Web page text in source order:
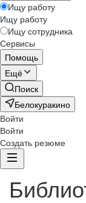
Ищу работу
Ищу работу
Ищу сотрудника
Сервисы
Помощь
Ещё
Поиск
Белокуракино
Войти
Войти
Создать резюме